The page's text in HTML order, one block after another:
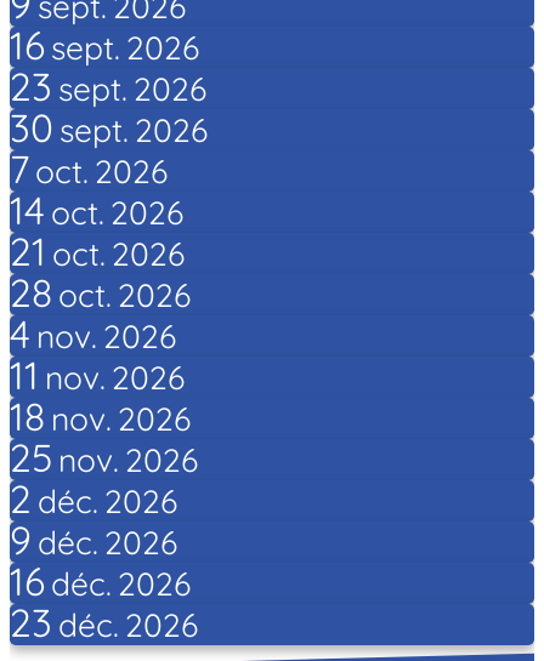
16 sept. 2026
23 sept. 2026
30 sept. 2026
7oct. 2026
14 oct. 2026
21 oct. 2026
28 oct. 2026
4 nov. 2026
11 nov. 2026
18 nov. 2026
25 nov. 2026
2 déc. 2026
9 déc. 2026
16 déc. 2026
23 déc. 2026